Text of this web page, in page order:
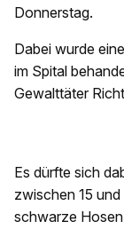
Donnerstag.
Dabei wurde
im Spital
Gewalttäter
Es dürfte sich
zwischen 15
schwarze